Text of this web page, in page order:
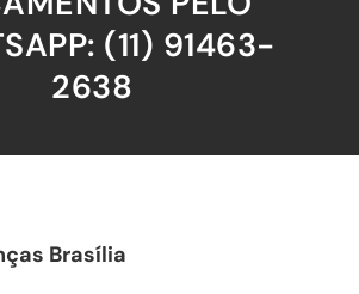
(11) 91463-
2638
Brasília